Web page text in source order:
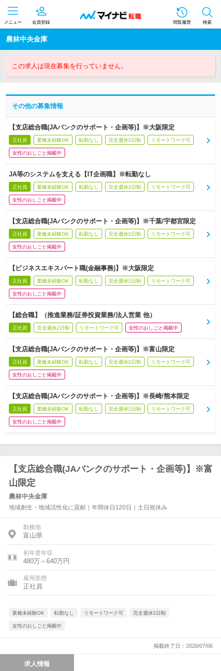
メニュー 会員登録 閲覧履歴 検索
農林中央金庫
この求人は現在募集を行っていません。
その他の募集情報
【支店総合職(JAバンクのサポート・企画等)】※大阪限定
正社員 業種未経験OK 転勤なし 完全週休2日制 リモートワーク可
女性のおしごと掲載中
JA等のシステムを支える【IT企画職】※転勤なし
正社員 業種未経験OK 転勤なし 完全週休2日制 リモートワーク可
女性のおしごと掲載中
【支店総合職(JAバンクのサポート・企画等)】※千葉/宇都宮限定
正社員 業種未経験OK 転勤なし 完全週休2日制 リモートワーク可
女性のおしごと掲載中
【ビジネスエキスパート職(金融事務)】※大阪限定
正社員 業種未経験OK 転勤なし 完全週休2日制 リモートワーク可
女性のおしごと掲載中
【総合職】（推進業務/証券投資業務/法人営業 他）
正社員 完全週休2日制 リモートワーク可 女性のおしごと掲載中
【支店総合職(JAバンクのサポート・企画等)】※富山限定
正社員 業種未経験OK 転勤なし 完全週休2日制 リモートワーク可
女性のおしごと掲載中
【支店総合職(JAバンクのサポート・企画等)】※長崎/熊本限定
正社員 業種未経験OK 転勤なし 完全週休2日制 リモートワーク可
女性のおしごと掲載中
【支店総合職(JAバンクのサポート・企画等)】※富
山限定
農林中央金庫
地域創生・地域活性化に貢献｜年間休日120日｜土日祝休み
勤務地
富山県
初年度年収
480万～640万円
雇用形態
正社員
業種未経験OK 転勤なし リモートワーク可 完全週休2日制
女性のおしごと掲載中
掲載終了日：2026/07/06
求人情報